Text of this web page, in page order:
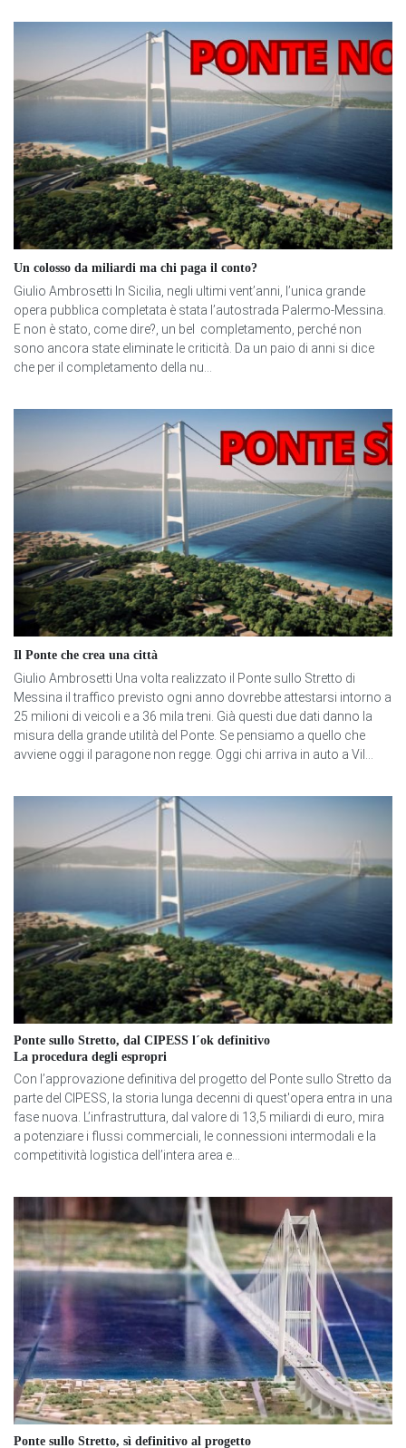
Un colosso da miliardi ma chi paga il conto?
Giulio Ambrosetti In Sicilia, negli ultimi vent’anni, l’unica grande
opera pubblica completata è stata l’autostrada Palermo-Messina.
E non è stato, come dire?, un bel completamento, perché non
sono ancora state eliminate le criticità. Da un paio di anni si dice
che per il completamento della nu...
Il Ponte che crea una città
Giulio Ambrosetti Una volta realizzato il Ponte sullo Stretto di
Messina il traffico previsto ogni anno dovrebbe attestarsi intorno a
25 milioni di veicoli e a 36 mila treni. Già questi due dati danno la
misura della grande utilità del Ponte. Se pensiamo a quello che
avviene oggi il paragone non regge. Oggi chi arriva in auto a Vil...
Ponte sullo Stretto, dal CIPESS l´ok definitivo
La procedura degli espropri
Con l’approvazione definitiva del progetto del Ponte sullo Stretto da
parte del CIPESS, la storia lunga decenni di quest'opera entra in una
fase nuova. L’infrastruttura, dal valore di 13,5 miliardi di euro, mira
a potenziare i flussi commerciali, le connessioni intermodali e la
competitività logistica dell’intera area e...
Ponte sullo Stretto, sì definitivo al progetto